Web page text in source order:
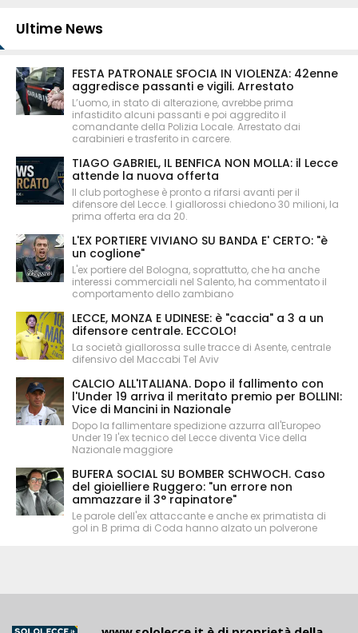
Ultime News
FESTA PATRONALE SFOCIA IN VIOLENZA: 42enne
aggredisce passanti e vigili. Arrestato
L’uomo, in stato di alterazione, avrebbe prima
infastidito alcuni passanti e poi aggredito il
comandante della Polizia Locale. Arrestato dai
carabinieri e trasferito in carcere.
TIAGO GABRIEL, IL BENFICA NON MOLLA: il Lecce
attende la nuova offerta
Il club portoghese è pronto a rifarsi avanti per il
difensore del Lecce. I giallorossi chiedono 30 milioni, la
prima offerta era da 20.
L'EX PORTIERE VIVIANO SU BANDA E' CERTO: "è
un coglione"
L'ex portiere del Bologna, soprattutto, che ha anche
interessi commerciali nel Salento, ha commentato il
comportamento dello zambiano
LECCE, MONZA E UDINESE: è "caccia" a 3 a un
difensore centrale. ECCOLO!
La società giallorossa sulle tracce di Asente, centrale
difensivo del Maccabi Tel Aviv
CALCIO ALL'ITALIANA. Dopo il fallimento con
l'Under 19 arriva il meritato premio per BOLLINI:
Vice di Mancini in Nazionale
Dopo la fallimentare spedizione azzurra all'Europeo
Under 19 l'ex tecnico del Lecce diventa Vice della
Nazionale maggiore
BUFERA SOCIAL SU BOMBER SCHWOCH. Caso
del gioielliere Ruggero: "un errore non
ammazzare il 3° rapinatore"
Le parole dell'ex attaccante e anche ex primatista di
gol in B prima di Coda hanno alzato un polverone